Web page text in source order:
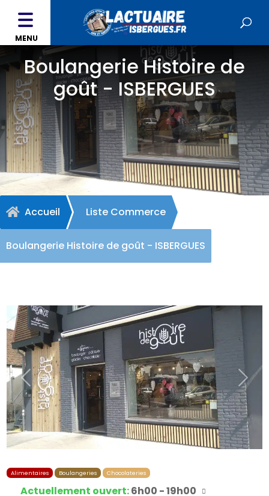
MENU
Boulangerie Histoire de
goût - ISBERGUES
 Accueil Liste Commerce
Boulangerie Histoire de goût - ISBERGUES
Précédent
Alimentaires Boulangeries Chocolateries
Actuellement ouvert:6h00 - 19h00